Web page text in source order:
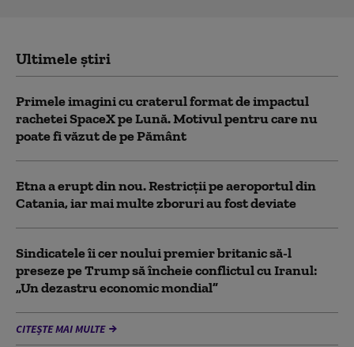
Ultimele știri
Primele imagini cu craterul format de impactul
rachetei SpaceX pe Lună. Motivul pentru care nu
poate fi văzut de pe Pământ
Etna a erupt din nou. Restricții pe aeroportul din
Catania, iar mai multe zboruri au fost deviate
Sindicatele îi cer noului premier britanic să-l
preseze pe Trump să încheie conflictul cu Iranul:
„Un dezastru economic mondial”
CITEȘTE MAI MULTE